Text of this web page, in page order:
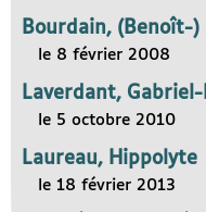
Bourdain, (Benoît-)
le 8 février 2008
Laverdant,
le 5 octobre 2010
Laureau, Hippolyte
le 18 février 2013